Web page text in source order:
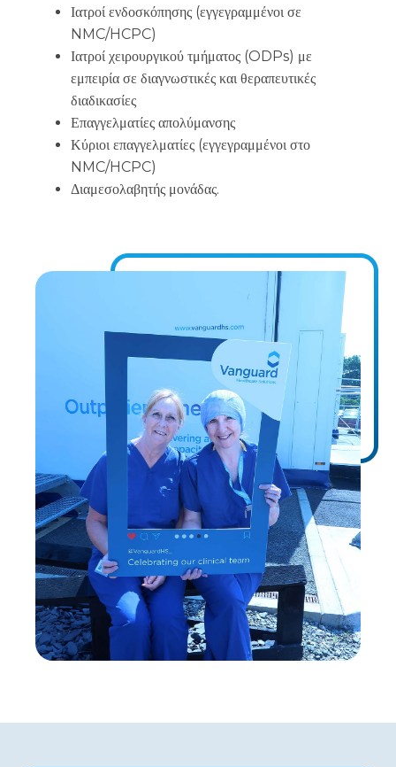
Ιατροί ενδοσκόπησης (εγγεγραμμένοι σε
NMC/HCPC)
Ιατροί χειρουργικού τμήματος (ODPs) με
εμπειρία σε διαγνωστικές και θεραπευτικές
διαδικασίες
Επαγγελματίες απολύμανσης
Κύριοι επαγγελματίες (εγγεγραμμένοι στο
NMC/HCPC)
Διαμεσολαβητής μονάδας.